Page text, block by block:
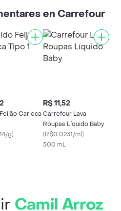
en Carrefour
Carioca
g)
R$ 11,52
Carrefour Lava
Roupas Líquido Baby
(R$0.0231/ml)
500 mL
Camil Arroz